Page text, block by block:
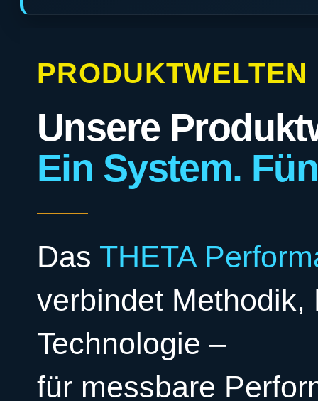
PRODUKTWELTEN
Unsere
Ein System.
Das THETA
verbindet Methodik,
Technologie –
für messbare